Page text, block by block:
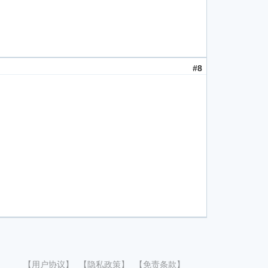
#8
【用户协议】 【隐私政策】 【免责条款】